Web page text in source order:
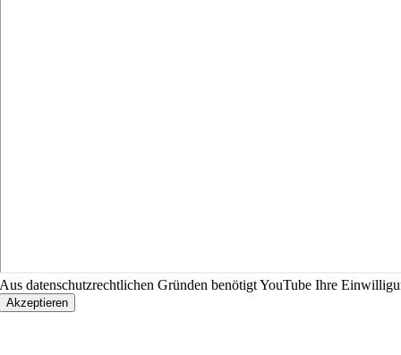
Aus datenschutzrechtlichen Gründen benötigt YouTube Ihre
Akzeptieren